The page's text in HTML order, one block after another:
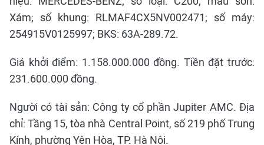
Xám; số khung: RLMAF4CX5NV002471; số máy:
254915V0125997; BKS: 63A-289.72.
Giá khởi điểm: 1.158.000.000 đồng. Tiền đặt trước:
231.600.000 đồng.
Người có tài sản: Công ty cổ phần Jupiter AMC. Địa
chỉ: Tầng 15, tòa nhà Central Point, số 219 phố Trung
Kính, phường Yên Hòa, TP. Hà Nội.